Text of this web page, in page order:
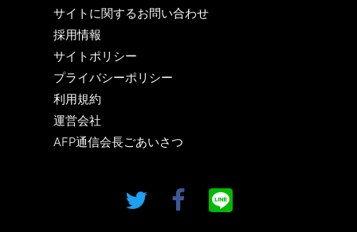
サイトに関するお問い合わせ
採用情報
サイトポリシー
プライバシーポリシー
利用規約
運営会社
AFP通信会長ごあいさつ